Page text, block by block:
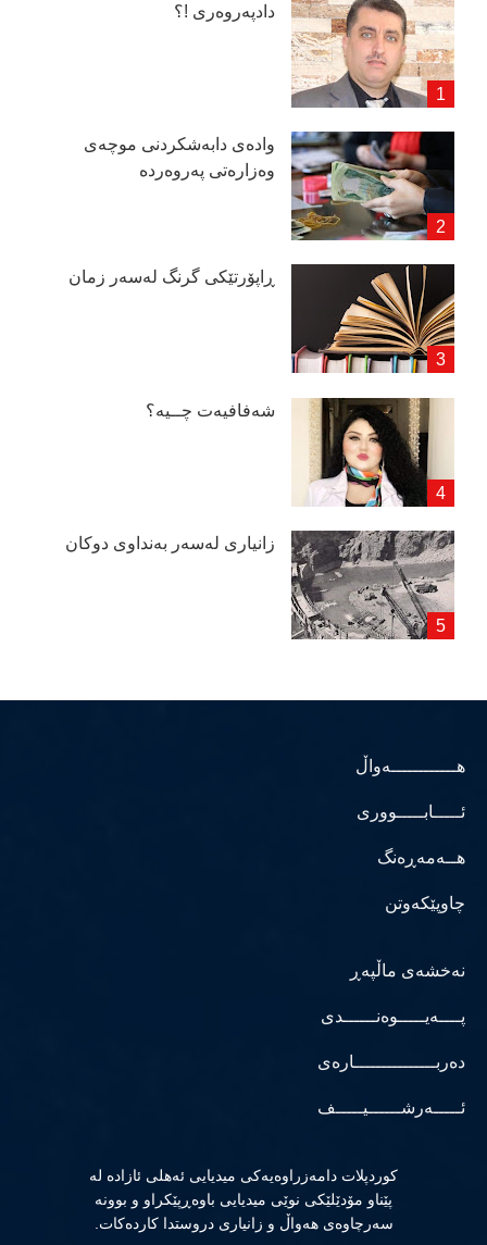
دادپەروەری !؟
وادەی دابەشكردنی موچەی
وەزارەتی پەروەردە
ڕاپۆرتێكی گرنگ لەسەر زمان
شەفافیەت چــیە؟
زانیاری لەسەر بەنداوی دوكان
هــــــــــــەواڵ
ئـــــابـــــووری
هــەمەڕەنگ
چاوپێکەوتن
نەخشەی ماڵپەڕ
پــــەیـــــوەنــــــدی
دەربـــــــــــــــارەی
ئـــــەرشــــــیـــــف
كوردپلات دامەزراوەیەكی میدیایی ئەهلی ئازادە لە
پێناو مۆدێلێكی نوێی میدیایی باوەڕپێكراو و بوونە
سەرچاوەی هەواڵ و زانیاری دروستدا كاردەكات.